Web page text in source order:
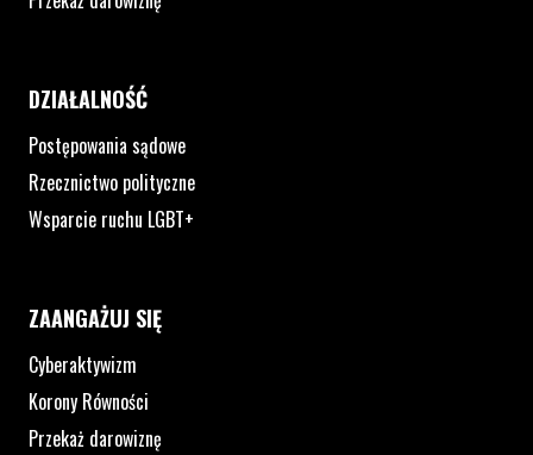
DZIAŁALNOŚĆ
Postępowania sądowe
Rzecznictwo polityczne
Wsparcie ruchu LGBT+
ZAANGAŻUJ SIĘ
Cyberaktywizm
Korony Równości
Przekaż darowiznę